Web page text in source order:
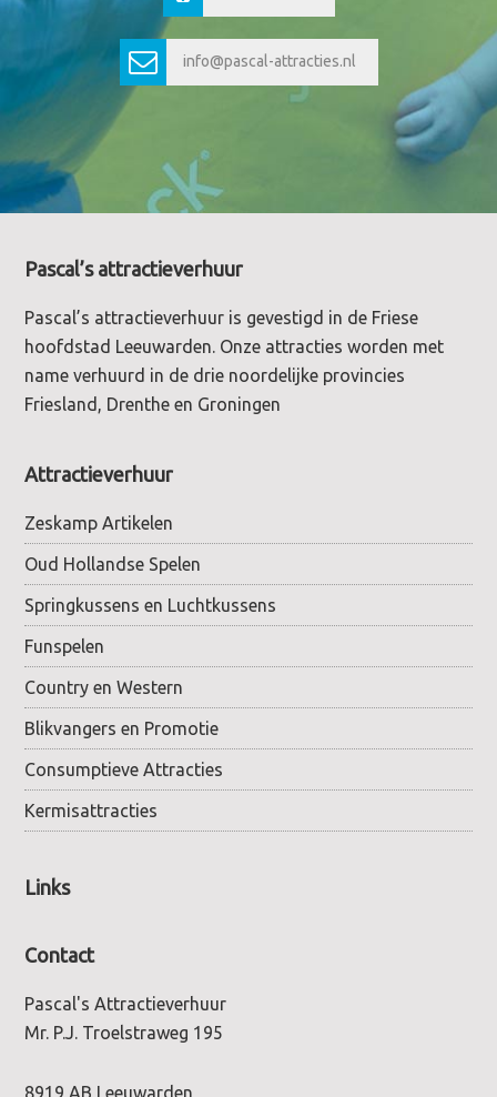
info@pascal-attracties.nl
Footer
Pascal’s attractieverhuur
Pascal’s attractieverhuur is gevestigd in de Friese
hoofdstad Leeuwarden. Onze attracties worden met
name verhuurd in de drie noordelijke provincies
Friesland, Drenthe en Groningen
Attractieverhuur
Zeskamp Artikelen
Oud Hollandse Spelen
Springkussens en Luchtkussens
Funspelen
Country en Western
Blikvangers en Promotie
Consumptieve Attracties
Kermisattracties
Links
Contact
Pascal's Attractieverhuur
Mr. P.J. Troelstraweg 195
8919 AB Leeuwarden